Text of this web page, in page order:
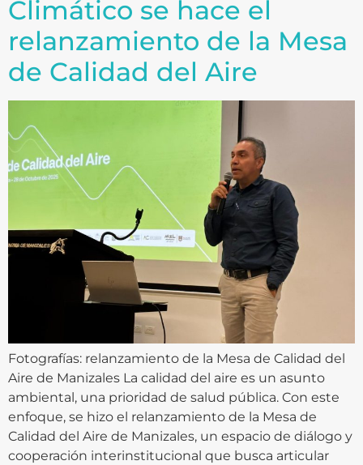
Climático se hace el
relanzamiento de la Mesa
de Calidad del Aire
Fotografías: relanzamiento de la Mesa de Calidad del
Aire de Manizales La calidad del aire es un asunto
ambiental, una prioridad de salud pública. Con este
enfoque, se hizo el relanzamiento de la Mesa de
Calidad del Aire de Manizales, un espacio de diálogo y
cooperación interinstitucional que busca articular